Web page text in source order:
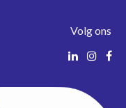
Volg ons